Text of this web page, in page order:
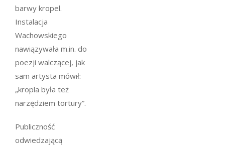
barwy kropel.
Instalacja
Wachowskiego
nawiązywała m.in. do
poezji walczącej, jak
sam artysta mówił:
„kropla była też
narzędziem tortury”.
Publiczność
odwiedzającą